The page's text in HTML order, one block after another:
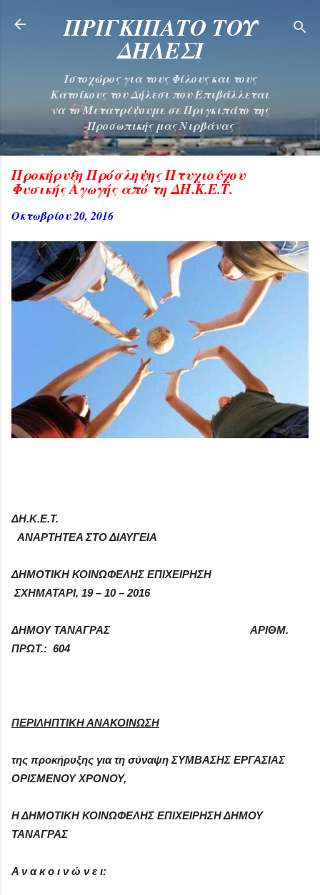
Μετάβαση στο κύριο
ΠΡΙΓΚΙΠΑΤΟ ΤΟΥ
ΔΗΛΕΣΙ
Ιστοχώρος για τους Φίλους και τους
Κατοίκους του Δήλεσι που Επιβάλλεται
να το Μετατρέψουμε σε Πριγκιπάτο της
Προσωπικής μας Νιρβάνας
Προκήρυξη Πρόσληψης Πτυχιούχου
Φυσικής Αγωγής από τη ΔΗ.Κ.Ε.Τ.
Οκτωβρίου 20, 2016
ΔΗ.Κ.Ε.Τ.
ΑΝΑΡΤΗΤΕΑ ΣΤΟ ΔΙΑΥΓΕΙΑ
ΔΗΜΟΤΙΚΗ ΚΟΙΝΩΦΕΛΗΣ ΕΠΙΧΕΙΡΗΣΗ
ΣΧΗΜΑΤΑΡΙ, 19 – 10 – 2016
ΔΗΜΟΥ ΤΑΝΑΓΡΑΣ
ΑΡΙΘΜ.
ΠΡΩΤ.: 604
ΠΕΡΙΛΗΠΤΙΚΗ ΑΝΑΚΟΙΝΩΣΗ
της προκήρυξης για τη σύναψη ΣΥΜΒΑΣΗΣ ΕΡΓΑΣΙΑΣ
ΟΡΙΣΜΕΝΟΥ ΧΡΟΝΟΥ,
Η ΔΗΜΟΤΙΚΗ ΚΟΙΝΩΦΕΛΗΣ ΕΠΙΧΕΙΡΗΣΗ ΔΗΜΟΥ
ΤΑΝΑΓΡΑΣ
Α ν α κ ο ι ν ώ ν ε ι: